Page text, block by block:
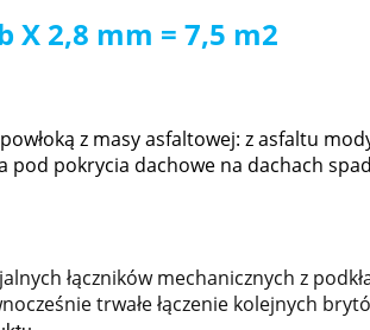
X 2,8 mm = 7,5 m2
z masy asfaltowej: z asfaltu
pod pokrycia dachowe na dachach
łączników mechanicznych z
trwałe łączenie kolejnych